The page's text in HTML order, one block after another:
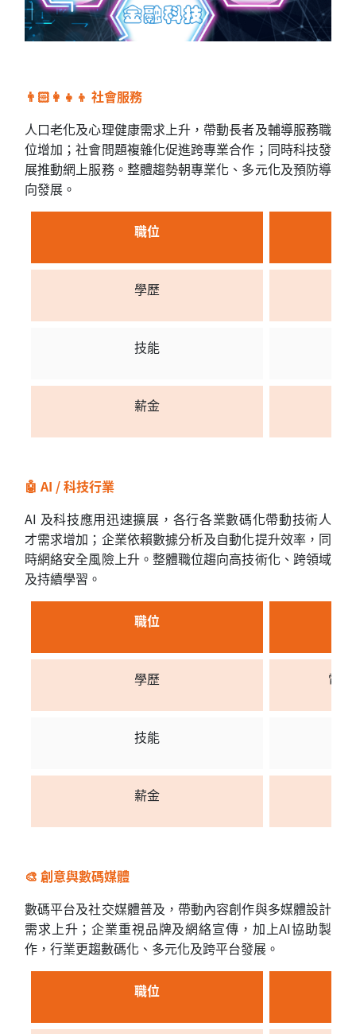
👨🏻‍👩‍👧‍👦 社會服務
人口老化及心理健康需求上升，帶動長者及輔導服務職
位增加；社會問題複雜化促進跨專業合作；同時科技發
展推動網上服務。整體趨勢朝專業化、多元化及預防導
向發展。
職位
學歷
技能
薪金
🤖 AI / 科技行業
AI 及科技應用迅速擴展，各行各業數碼化帶動技術人
才需求增加；企業依賴數據分析及自動化提升效率，同
時網絡安全風險上升。整體職位趨向高技術化、跨領域
及持續學習。
職位
學歷 電
技能
薪金
🎨 創意與數碼媒體
數碼平台及社交媒體普及，帶動內容創作與多媒體設計
需求上升；企業重視品牌及網絡宣傳，加上AI協助製
作，行業更趨數碼化、多元化及跨平台發展。
職位